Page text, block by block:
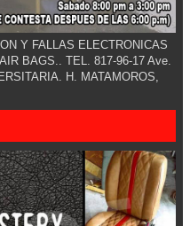
Y FALLAS ELECTRONICAS
BAGS.. TEL. 817-96-17 Ave.
H. MATAMOROS,